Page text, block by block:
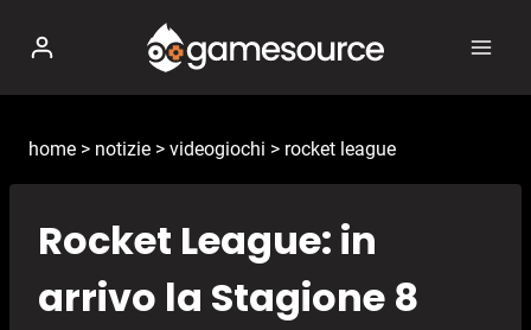
contenuto
home > notizie > videogiochi > rocket league
Rocket League: in
arrivo la Stagione 8